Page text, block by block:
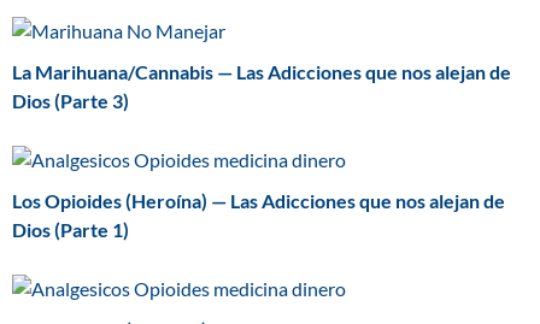
La Marihuana/Cannabis — Las Adicciones que nos alejan de
Dios (Parte 3)
Los Opioides (Heroína) — Las Adicciones que nos alejan de
Dios (Parte 1)